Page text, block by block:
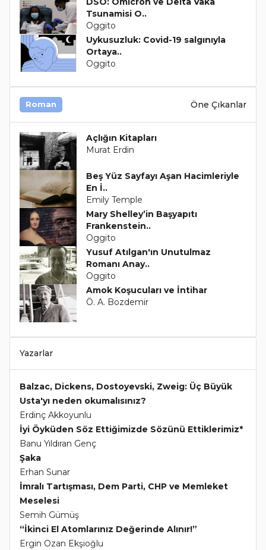
Tsunamisi O..
Oggito
Uykusuzluk: Covid-19 salgınıyla
Ortaya..
Oggito
Roman Öne Çıkanlar
Açlığın Kitapları
Murat Erdin
Beş Yüz Sayfayı Aşan Hacimleriyle
En İ..
Emily Temple
Mary Shelley’in Başyapıtı
Frankenstein..
Oggito
Yusuf Atılgan'ın Unutulmaz
Romanı Anay..
Oggito
Amok Koşucuları ve İntihar
Ö. A. Bozdemir
Yazarlar
Balzac, Dickens, Dostoyevski, Zweig: Üç Büyük
Usta'yı neden okumalısınız?
Erdinç Akkoyunlu
İyi Öyküden Söz Ettiğimizde Sözünü Ettiklerimiz*
Banu Yıldıran Genç
Şaka
Erhan Sunar
İmralı Tartışması, Dem Parti, CHP ve Memleket
Meselesi
Semih Gümüş
“İkinci El Atomlarınız Değerinde Alınır!”
Ergin Ozan Ekşioğlu